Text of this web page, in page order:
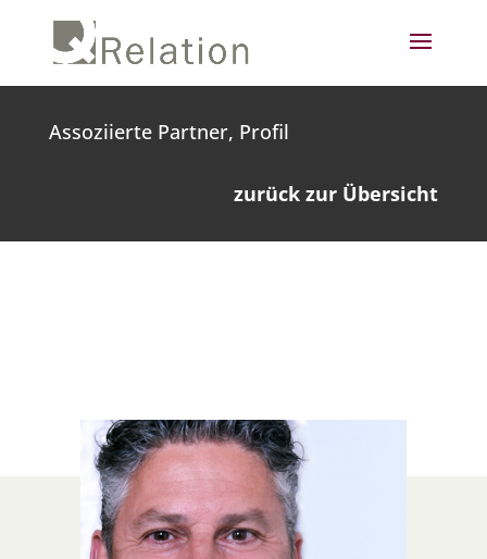
Assoziierte Partner, Profil
zurück zur Übersicht